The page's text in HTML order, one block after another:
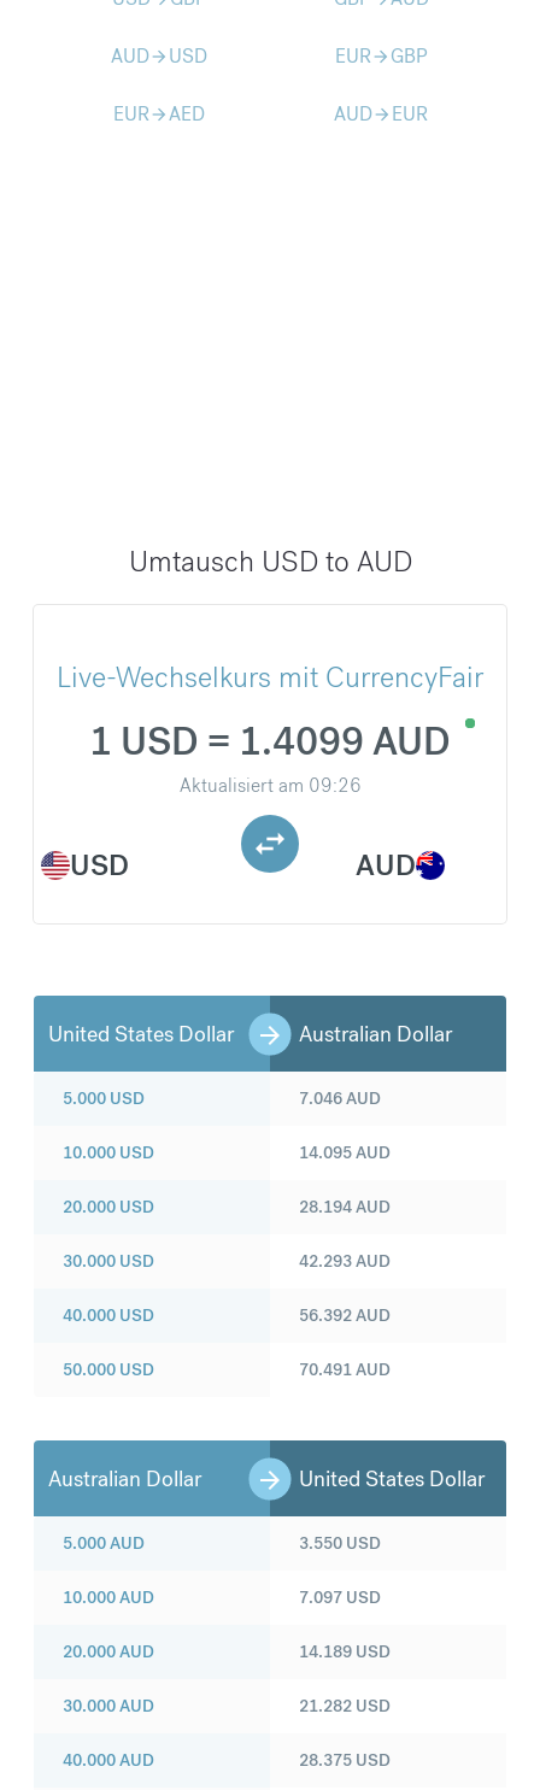
AUDarrow_forward USD EURarrow_forward GBP
EURarrow_forwardAED AUDarrow_forward EUR
Umtausch USD to AUD
Live-Wechselkurs mit CurrencyFair
USD
1 USD = 1.4099 AUD
Aktualisiert am 09:26
AUD
United States Dollar Australian Dollar
5.000 USD
10.000 USD
20.000 USD
30.000 USD
40.000 USD
50.000 USD
7.046AUD
14.095AUD
28.194AUD
42.293AUD
56.392AUD
70.491AUD
Australian Dollar United States Dollar
5.000AUD
10.000AUD
20.000AUD
30.000AUD
40.000AUD
3.550 USD
7.097 USD
14.189 USD
21.282 USD
28.375 USD